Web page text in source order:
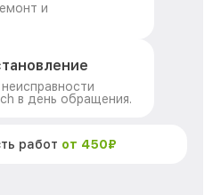
и
в день обращения.
работ от 450₽